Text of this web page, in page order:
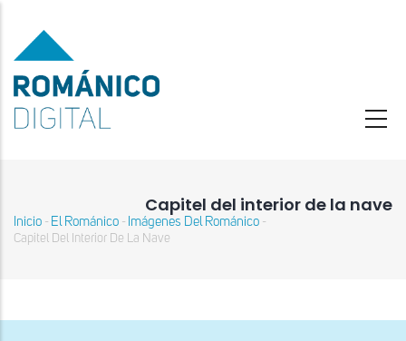
contenido
principal
Capitel del interior de la nave
Sobrescribir
ayuda
Inicio - El Románico - Imágenes Del Románico -
Capitel Del Interior De La Nave